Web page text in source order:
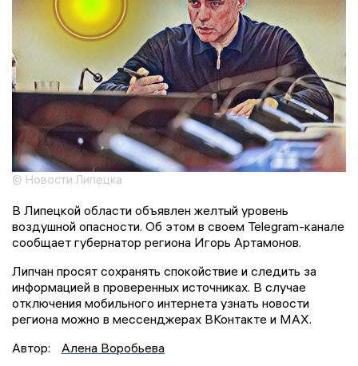
© Новости Липецка
В Липецкой области объявлен желтый уровень
воздушной опасности. Об этом в своем Telegram-канале
сообщает губернатор региона Игорь Артамонов.
Липчан просят сохранять спокойствие и следить за
информацией в проверенных источниках. В случае
отключения мобильного интернета узнать новости
региона можно в мессенджерах ВКонтакте и МАХ.
Автор:
Алена Воробьева